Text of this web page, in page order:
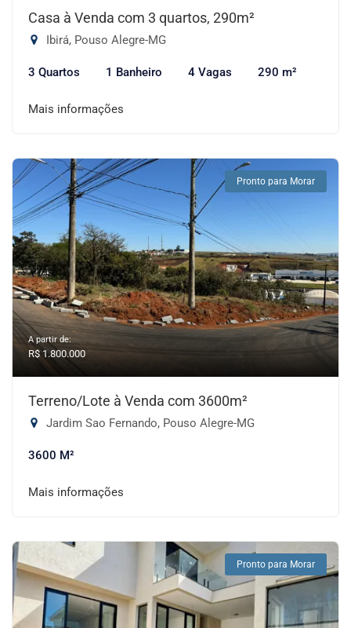
Casa à Venda com 3 quartos, 290m²
Ibirá, Pouso Alegre-MG
3 Quartos 1 Banheiro 4 Vagas 290 m²
Mais informações
Pronto para Morar
A partir de:
R$ 1.800.000
Terreno/Lote à Venda com 3600m²
Jardim Sao Fernando, Pouso Alegre-MG
3600 M²
Mais informações
Pronto para Morar